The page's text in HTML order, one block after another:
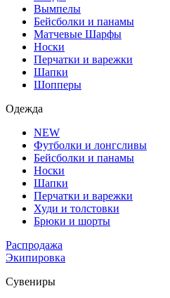
Вымпелы
Бейсболки и панамы
Матчевые Шарфы
Носки
Перчатки и варежки
Шапки
Шопперы
Одежда
NEW
Футболки и лонгсливы
Бейсболки и панамы
Носки
Шапки
Перчатки и варежки
Худи и толстовки
Брюки и шорты
Распродажа
Экипировка
Сувениры